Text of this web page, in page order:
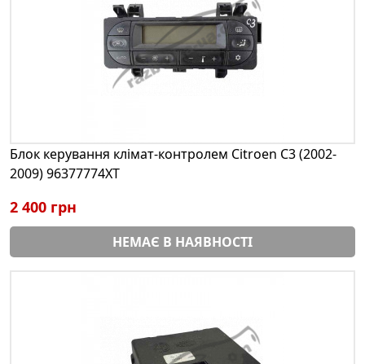
Блок керування клімат-контролем Citroen C3 (2002-
2009) 96377774XT
2 400 грн
НЕМАЄ В НАЯВНОСТІ